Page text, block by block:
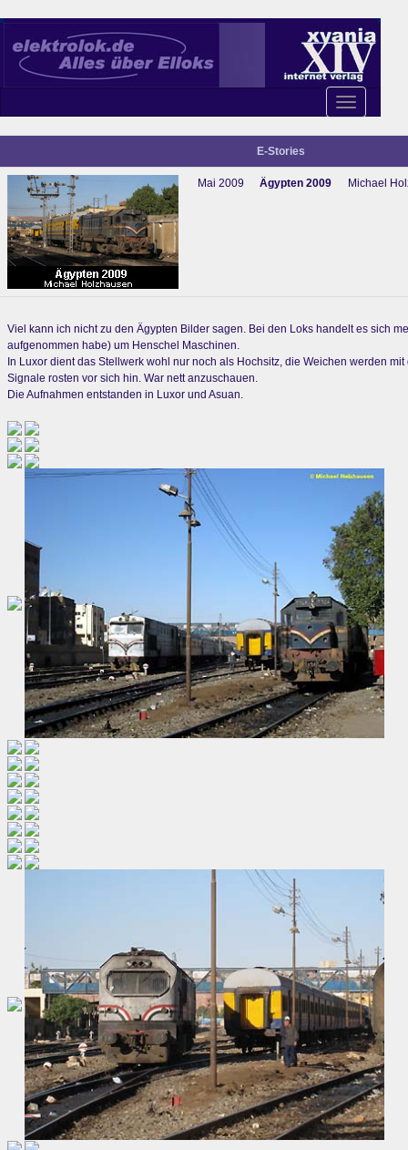
Toggle
navigation
E-Stories
Mai 2009 Ägypten 2009 Michael
Viel kann ich nicht zu den Ägypten Bilder sagen. Bei den Loks handelt es sich
aufgenommen habe) um Henschel Maschinen.
In Luxor dient das Stellwerk wohl nur noch als Hochsitz, die Weichen werden
Signale rosten vor sich hin. War nett anzuschauen.
Die Aufnahmen entstanden in Luxor und Asuan.